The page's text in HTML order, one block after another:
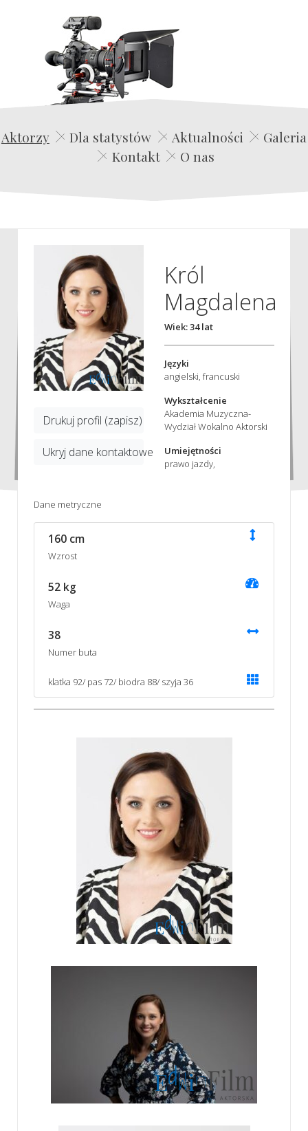
Edwin Film Agencja Aktorska
Aktorzy Dla statystów Aktualności
Galeria
Kontakt
O nas
Drukuj profil (zapisz)
Ukryj dane kontaktowe
Król
Magdalena
Wiek: 34 lat
Języki
angielski, francuski
Wykształcenie
Akademia Muzyczna-
Wydział Wokalno Aktorski
Umiejętności
prawo jazdy,
Dane metryczne
160 cm
Wzrost
52 kg
Waga
38
Numer buta
klatka 92/ pas 72/ biodra 88/ szyja 36